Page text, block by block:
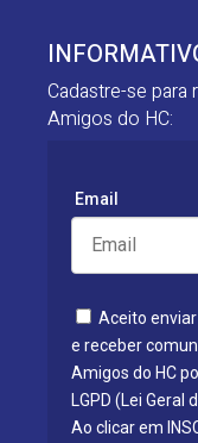
Cadastre-se
Amigos do HC:
Email
Aceito
e receber
Amigos do HC
LGPD (Lei Geral
Ao clicar em